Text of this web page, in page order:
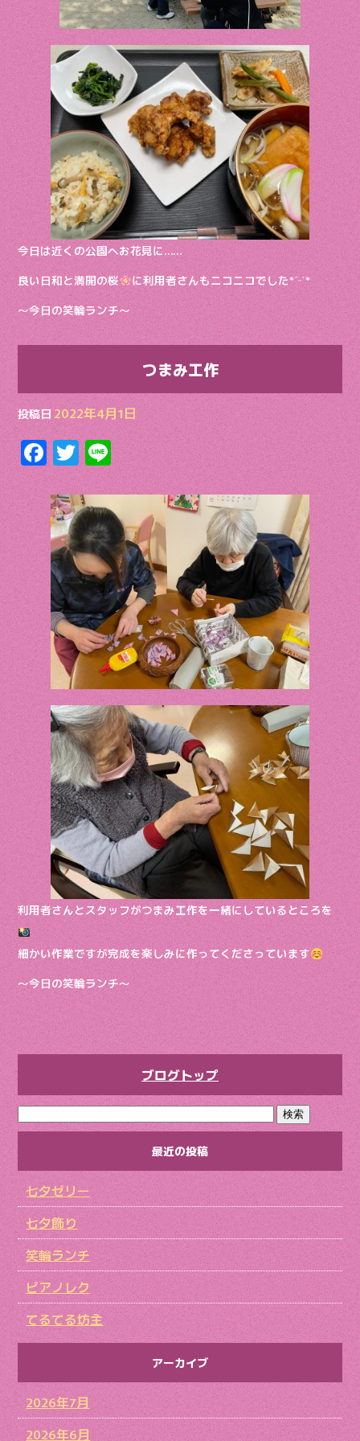
今日は近くの公園へお花見に……
良い日和と満開の桜
に利用者さんもニコニコでした*ˊᵕˋ*
〜今日の笑輪ランチ〜
つまみ工作
投稿日2022年4月1日
F
ac
e
b
o
o
k
T
w
itt
er
Li
n
e
利用者さんとスタッフがつまみ工作を一緒にしているところを
細かい作業ですが完成を楽しみに作ってくださっています
〜今日の笑輪ランチ〜
ブログトップ
最近の投稿
七夕ゼリー
七夕飾り
笑輪ランチ
ピアノレク
てるてる坊主
アーカイブ
2026年7月
2026年6月